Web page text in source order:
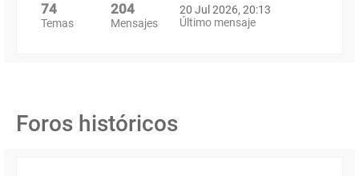
74
Temas
204
Mensajes
20 Jul 2026, 20:13
Último mensaje
Foros históricos